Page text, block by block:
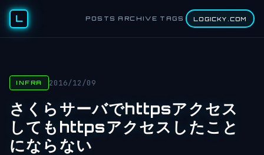
L POSTS ARCHIVE TAGS LOGICKY.COM
INFRA 2016/12/09
さくらサーバでhttpsアクセス
してもhttpsアクセスしたこと
にならない